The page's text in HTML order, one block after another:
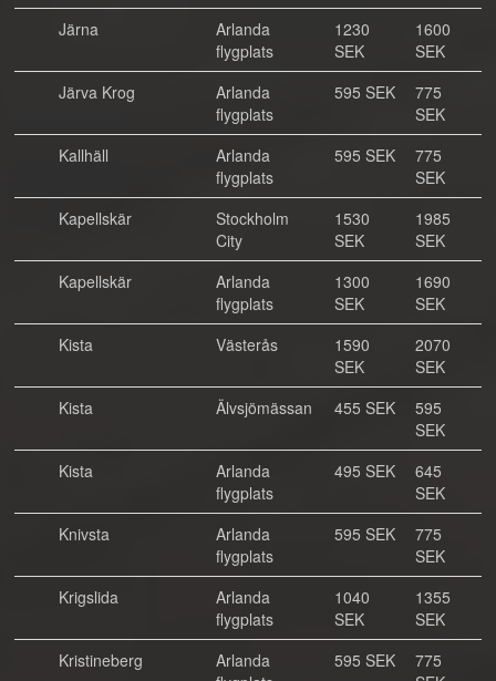
Järna
Arlanda
flygplats
1230
SEK
1600
SEK
Järva Krog
Arlanda
flygplats
595 SEK
775
SEK
Kallhäll
Arlanda
flygplats
595 SEK
775
SEK
Kapellskär
Stockholm
City
1530
SEK
1985
SEK
Kapellskär
Arlanda
flygplats
1300
SEK
1690
SEK
Kista
Västerås
1590
SEK
2070
SEK
Kista
Älvsjömässan 455 SEK
595
SEK
Kista
Arlanda
flygplats
495 SEK
645
SEK
Knivsta
Arlanda
flygplats
595 SEK
775
SEK
Krigslida
Arlanda
flygplats
1040
SEK
1355
SEK
Kristineberg
Arlanda
595 SEK
775